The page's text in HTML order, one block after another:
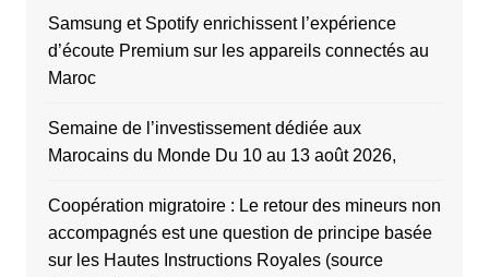
Samsung et Spotify enrichissent l’expérience
d’écoute Premium sur les appareils connectés au
Maroc
Semaine de l’investissement dédiée aux
Marocains du Monde Du 10 au 13 août 2026,
Coopération migratoire : Le retour des mineurs non
accompagnés est une question de principe basée
sur les Hautes Instructions Royales (source